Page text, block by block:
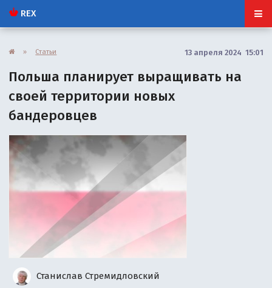
REX
» Статьи 13 апреля 2024 15:01
Польша планирует выращивать на
своей территории новых
бандеровцев
Станислав Стремидловский